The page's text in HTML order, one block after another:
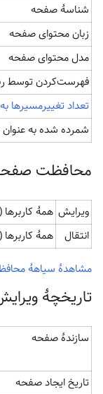
شناسهٔ صفحه
زبان محتوای صفحه
مدل محتوای صفحه
‌فهرست‌کردن توسط
تعداد تغییرمسیرها
شمرده شده به
محافظت
ویرایش همهٔ کاربرها
انتقال
همهٔ کاربرها
مشاهدۀ سیاهۀ
تاریخچۀ
سازندۀ صفحه
تاریخ ایجاد صفحه